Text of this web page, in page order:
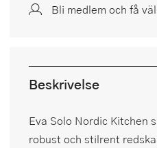
Bli medlem och få
Beskrivelse
Eva Solo Nordic Kitchen
robust och stilrent